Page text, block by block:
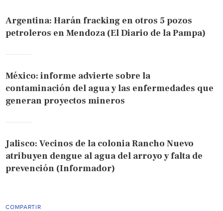
Argentina: Harán fracking en otros 5 pozos
petroleros en Mendoza (El Diario de la Pampa)
México: informe advierte sobre la
contaminación del agua y las enfermedades que
generan proyectos mineros
Jalisco: Vecinos de la colonia Rancho Nuevo
atribuyen dengue al agua del arroyo y falta de
prevención (Informador)
COMPARTIR